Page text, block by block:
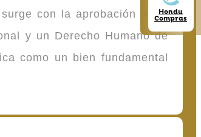
Hondu
Compras
con la aprobación de la
y un Derecho Humano de
como un bien fundamental